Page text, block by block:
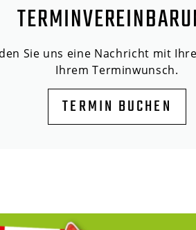
Sie uns eine Nachricht mit
Ihrem Terminwunsch.
TERMIN BUCHEN